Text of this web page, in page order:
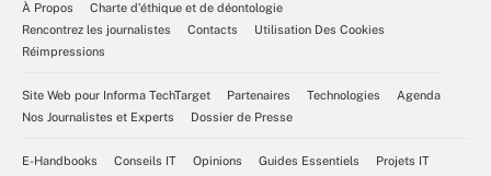
À Propos
Charte d’éthique et de déontologie
Rencontrez les journalistes
Contacts
Utilisation Des Cookies
Réimpressions
Site Web pour Informa TechTarget Partenaires Technologies
Agenda
Nos Journalistes et Experts
Dossier de Presse
E-Handbooks Conseils IT Opinions Guides Essentiels Projets IT